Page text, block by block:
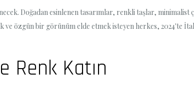
Doğadan esinlenen tasarımlar, renkli taşlar, minimalist
ve özgün bir görünüm elde etmek isteyen herkes, 2024'te
Renk Katın